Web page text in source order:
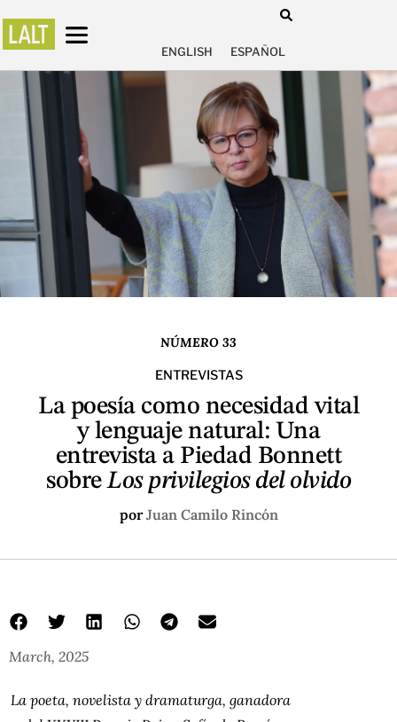
ENGLISH ESPAÑOL
NÚMERO 33
ENTREVISTAS
La poesía como necesidad vital
y lenguaje natural: Una
entrevista a Piedad Bonnett
sobreLos privilegios del olvido
porJuan Camilo Rincón
March, 2025
La poeta, novelista y dramaturga, ganadora